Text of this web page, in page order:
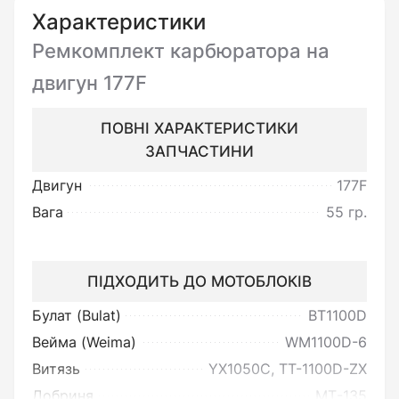
Ви можете повернути товар
неналежної якості:
мається на увазі товар, який
несправний та не може
забезпечувати виконання своїх
функціональних властивостей.
Поверненню чи обміну не
підлягає товар:
Встановлений без перевірки
стану електричних мереж, реле-
Характеристики
Ремкомплект карбюратора на
двигун 177F
ПОВНІ ХАРАКТЕРИСТИКИ
ЗАПЧАСТИНИ
Двигун
177F
Вага
55 гр.
ПІДХОДИТЬ ДО МОТОБЛОКІВ
Булат (Bulat)
BT1100D
Вейма (Weima)
WM1100D-6
Витязь
YX1050C, TT-1100D-ZX
Добриня
МТ-135